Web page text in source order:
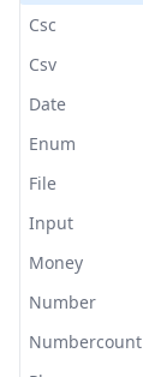
Csc
Csv
Date
Enum
File
Input
Money
Number
Numbercount